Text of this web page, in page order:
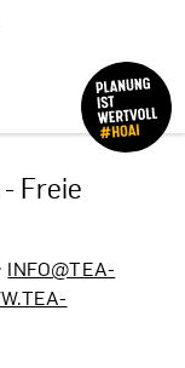
Freie
INFO@TEA-